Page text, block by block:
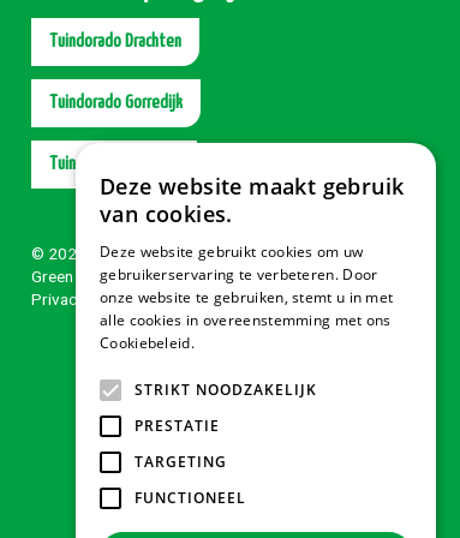
Tuindorado Drachten
Tuindorado Gorredijk
Tuindorado Wolvega
© 2026 Tuindorado
Green Solutions
Privacy policy
Deze website maakt gebruik
van cookies.
Deze website gebruikt cookies om uw
gebruikerservaring te verbeteren. Door
onze website te gebruiken, stemt u in met
alle cookies in overeenstemming met ons
Cookiebeleid.
STRIKT NOODZAKELIJK
PRESTATIE
TARGETING
FUNCTIONEEL